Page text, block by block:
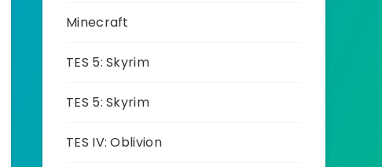
Minecraft
TES 5: Skyrim
TES 5: Skyrim
TES IV: Oblivion